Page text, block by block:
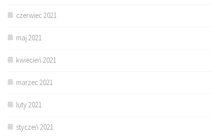
czerwiec 2021
maj 2021
kwiecień 2021
marzec 2021
luty 2021
styczeń 2021